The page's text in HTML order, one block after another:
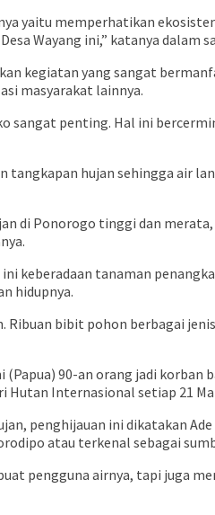
yaitu memperhatikan
Wayang ini,” katanya dalam
kegiatan yang sangat
masyarakat lainnya.
penting. Hal ini
hujan sehingga air
di Ponorogo tinggi dan
keberadaan tanaman
hidupnya.
bibit pohon berbagai
90-an orang jadi korban
Hutan Internasional setiap 21
penghijauan ini dikatakan
atau terkenal sebagai
pengguna airnya, tapi juga